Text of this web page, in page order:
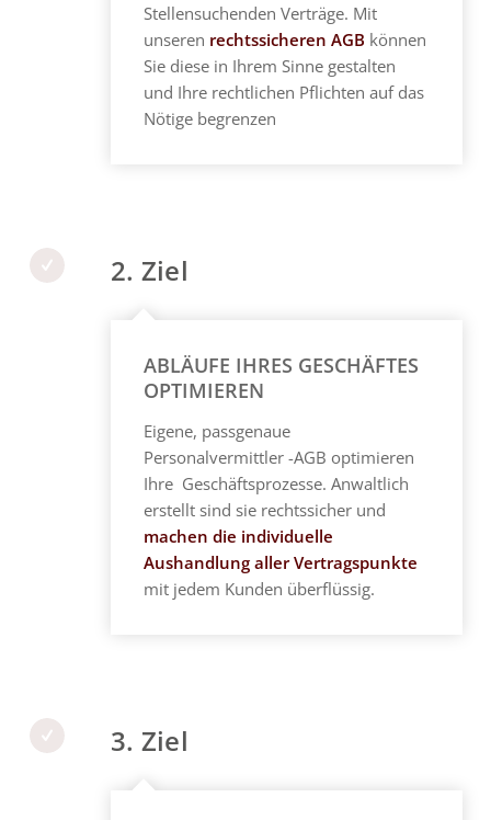
Stellensuchenden Verträge. Mit
unseren rechtssicheren AGB können
Sie diese in Ihrem Sinne gestalten
und Ihre rechtlichen Pflichten auf das
Nötige begrenzen
2. Ziel
ABLÄUFE IHRES GESCHÄFTES
OPTIMIEREN
Eigene, passgenaue
Personalvermittler-AGB optimieren
Ihre Geschäftsprozesse. Anwaltlich
erstellt sind sie rechtssicher und
machen die individuelle
Aushandlung aller Vertragspunkte
mit jedem Kunden überflüssig.
3. Ziel